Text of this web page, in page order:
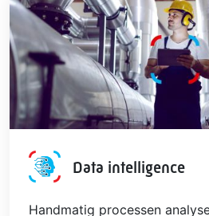
Data intelligence
Handmatig processen